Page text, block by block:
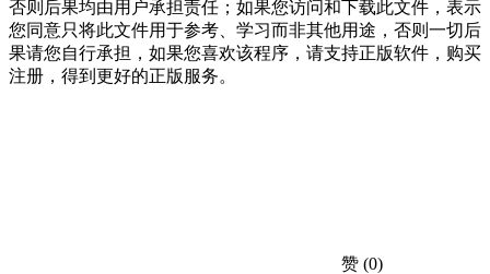
否则后果均由用户承担责任；如果您访问和下载此文件，表示
您同意只将此文件用于参考、学习而非其他用途，否则一切后
果请您自行承担，如果您喜欢该程序，请支持正版软件，购买
注册，得到更好的正版服务。
赞 (0)